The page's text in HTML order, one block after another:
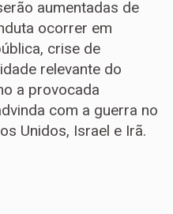
aumentadas de
ocorrer em
crise de
relevante do
a provocada
com a guerra no
Unidos, Israel e Irã.